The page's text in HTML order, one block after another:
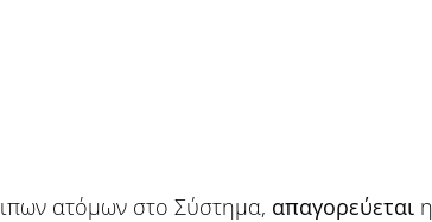
ατόμων στο Σύστημα, απαγορεύεται